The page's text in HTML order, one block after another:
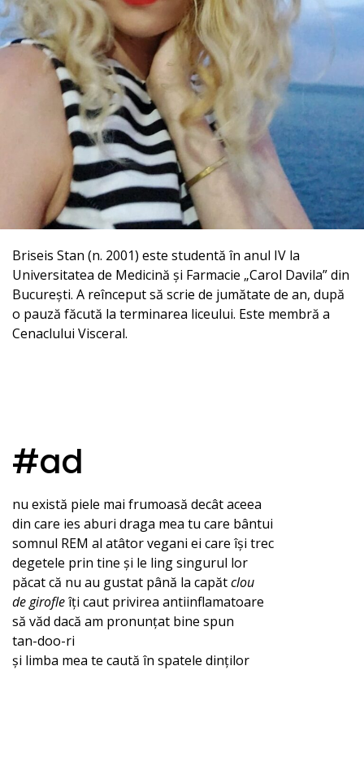
Briseis Stan (n. 2001) este studentă în anul IV la
Universitatea de Medicină și Farmacie „Carol Davila” din
București. A reînceput să scrie de jumătate de an, după
o pauză făcută la terminarea liceului. Este membră a
Cenaclului Visceral.
#ad
nu există piele mai frumoasă decât aceea
din care ies aburi draga mea tu care bântui
somnul REM al atâtor vegani ei care își trec
degetele prin tine și le ling singurul lor
păcat că nu au gustat până la capătclou
de girofleîți caut privirea antiinflamatoare
să văd dacă am pronunțat bine spun
tan-doo-ri
și limba mea te caută în spatele dinților